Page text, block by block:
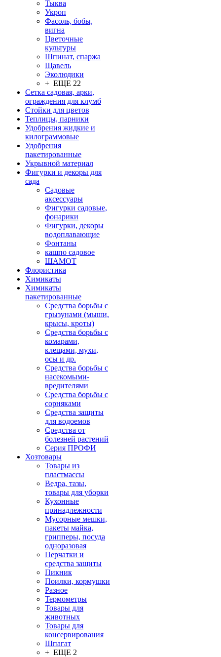
Тыква
Укроп
Фасоль, бобы,
вигна
Цветочные
культуры
Шпинат, спаржа
Щавель
Эколюдики
+ ЕЩЕ 22
Сетка садовая, арки,
ограждения для клумб
Стойки для цветов
Теплицы, парники
Удобрения жидкие и
килограммовые
Удобрения
пакетированные
Укрывной материал
Фигурки и декоры для
сада
Садовые
аксессуары
Фигурки садовые,
фонарики
Фигурки, декоры
водоплавающие
Фонтаны
кашпо садовое
ШАМОТ
Флористика
Химикаты
Химикаты
пакетированные
Средства борьбы с
грызунами (мыши,
крысы, кроты)
Средства борьбы с
комарами,
клещами, мухи,
осы и др.
Средства борьбы с
насекомыми-
вредителями
Средства борьбы с
сорняками
Средства защиты
для водоемов
Средства от
болезней растений
Серия ПРОФИ
Хозтовары
Товары из
пластмассы
Ведра, тазы,
товары для уборки
Кухонные
принадлежности
Мусорные мешки,
пакеты майка,
грипперы, посуда
одноразовая
Перчатки и
средства защиты
Пикник
Поилки, кормушки
Разное
Термометры
Товары для
животных
Товары для
консервирования
Шпагат
+ ЕЩЕ 2